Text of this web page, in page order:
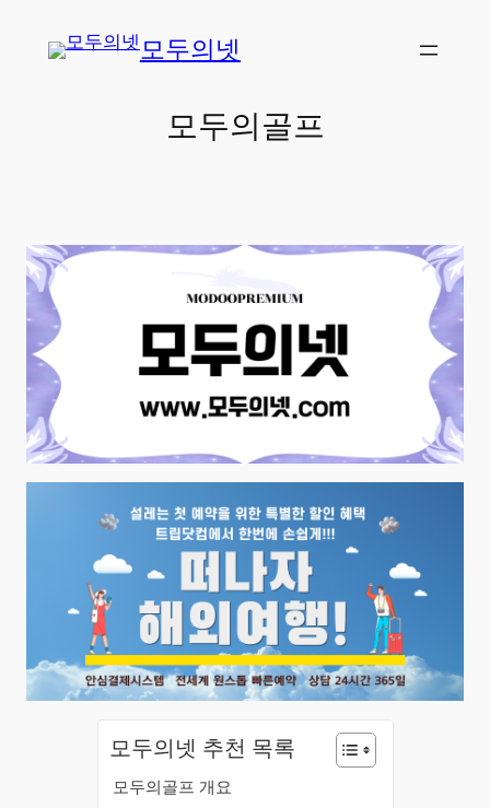
모두의넷
모두의골프
모두의넷 추천 목록
모두의골프 개요